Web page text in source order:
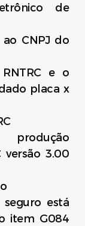
de
CNPJ do
e o
placa x
3.00
está
item G084